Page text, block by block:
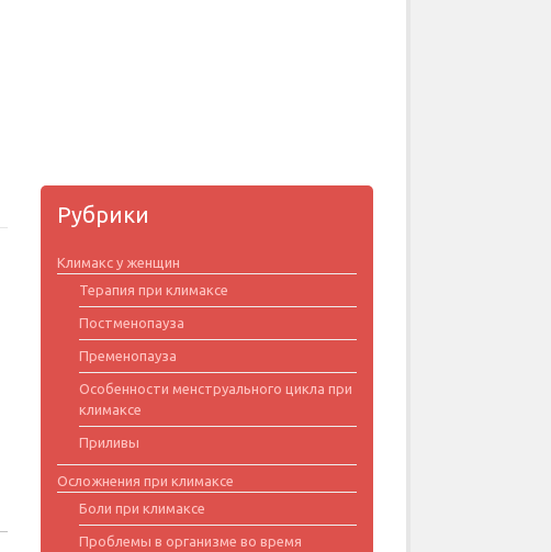
Рубрики
Климакс у женщин
Терапия при климаксе
Постменопауза
Пременопауза
Особенности менструального цикла при
климаксе
Приливы
Осложнения при климаксе
Боли при климаксе
Проблемы в организме во время